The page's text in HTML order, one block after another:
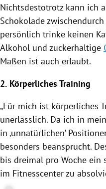
Nichtsdestotrotz kann ich
Schokolade
persönlich trinke keinen
Alkohol und zuckerhaltige
Maßen ist auch erlaubt.
2. Körperliches Training
„Für mich ist körperliches
unerlässlich. Da ich in
in ‚unnatürlichen’
besonders beansprucht.
bis dreimal pro Woche ein
im Fitnesscenter zu